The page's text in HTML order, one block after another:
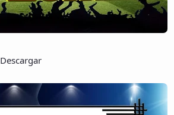
Descargar